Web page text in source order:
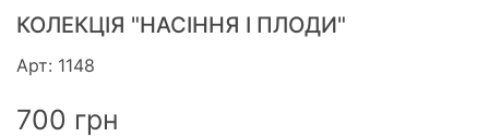
КОЛЕКЦІЯ "НАСІННЯ І ПЛОДИ"
Арт: 1148
700 грн